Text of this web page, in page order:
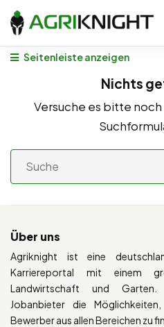
Seitenleiste anzeigen
Nichts
Versuche es bitte
Über uns
Agriknight ist eine
Karriereportal mit einem
Landwirtschaft und
Jobanbieter die
Bewerber aus allen Bereichen zu